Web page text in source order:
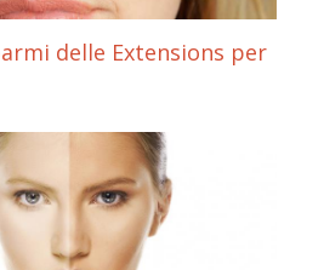
delle Extensions per